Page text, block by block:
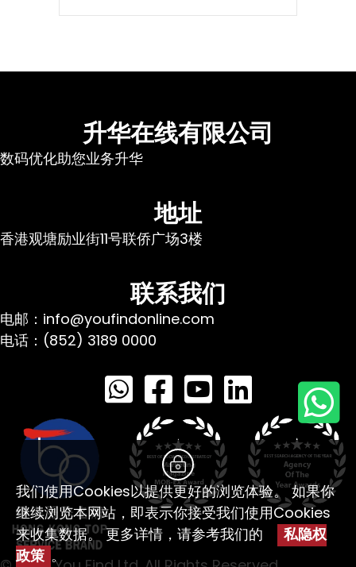
升华在线有限公司
数码优化助您业务升华
地址
香港观塘励业街11号联侨广场3楼
联系我们
电邮：info@youfindonline.com
电话：(852) 3189 0000
我们使用Cookies以提供更好的浏览体验。 如果你
继续浏览本网站，即表示你接受我们使用Cookies
来收集数据。 更多详情，请参考我们的
私隐权
政策 。